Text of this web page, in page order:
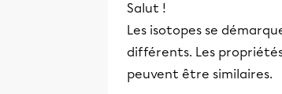
Salut !
Les isotopes se
différents. Les
peuvent être similaires.